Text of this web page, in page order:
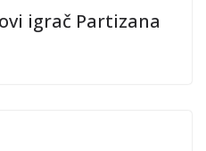
igrač Partizana